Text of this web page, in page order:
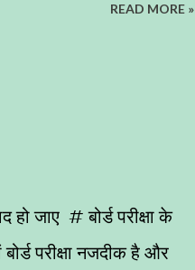
घोंसलों का निर्माण नर
न होगी । यह
से सुरक्षा प्रदान
एशिया में देखने को मिलते
READ MORE »
जाए # बोर्ड परीक्षा के
परीक्षा नजदीक है और